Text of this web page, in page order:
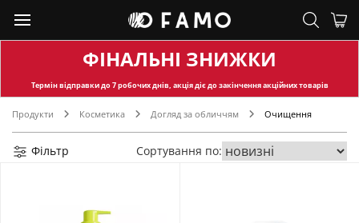
ФІНАЛЬНІ ЗНИЖКИ
Термін відправкидо 7 робочих днів, акція діє до закінчення акційних товарів
Продукти Косметика Догляд за обличчям Очищення
Фільтр Сортування по: